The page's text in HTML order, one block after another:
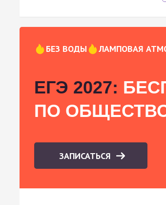
БЕЗ ВОДЫ ЛАМПОВАЯ
ЕГЭ 2027:
ПО
ЗАПИСАТЬСЯ